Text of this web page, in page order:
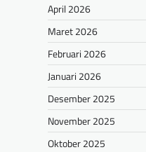
April 2026
Maret 2026
Februari 2026
Januari 2026
Desember 2025
November 2025
Oktober 2025